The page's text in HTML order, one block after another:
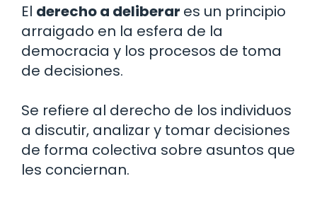
El derecho a deliberar es un principio
arraigado en la esfera de la
democracia y los procesos de toma
de decisiones.
Se refiere al derecho de los individuos
a discutir, analizar y tomar decisiones
de forma colectiva sobre asuntos que
les conciernan.